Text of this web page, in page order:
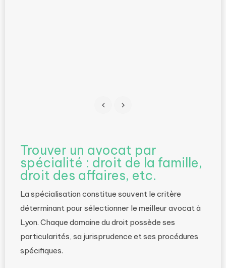
Trouver un avocat par
spécialité : droit de la famille,
droit des affaires, etc.
La spécialisation constitue souvent le critère
déterminant pour sélectionner le meilleur avocat à
Lyon. Chaque domaine du droit possède ses
particularités, sa jurisprudence et ses procédures
spécifiques.